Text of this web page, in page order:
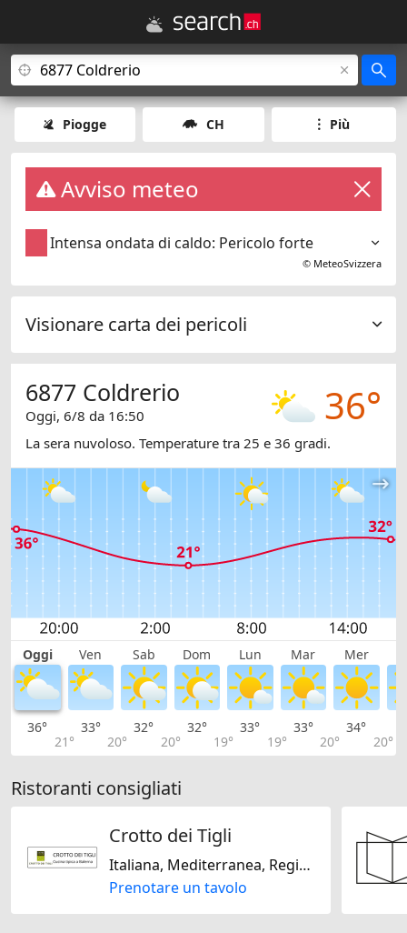
Piogge CH Più
Avviso meteo
Intensa ondata di caldo: Pericolo forte
© MeteoSvizzera
Visionare carta dei pericoli
36°
6877 Coldrerio
Oggi, 6/8 da 16:50
La sera nuvoloso. Temperature tra 25 e 36 gradi.
Oggi Ven Sab Dom Lun Mar Mer
36°
21°
33°
20°
32°
20°
32°
19°
33°
19°
33°
20°
34°
20°
Ristoranti consigliati
Crotto dei Tigli
Italiana, Mediterranea, Regionale, Svizzera, Senza lattosio, Senza glutine, Stagionale, Europeo, Francese, Internazionale
Prenotare un tavolo